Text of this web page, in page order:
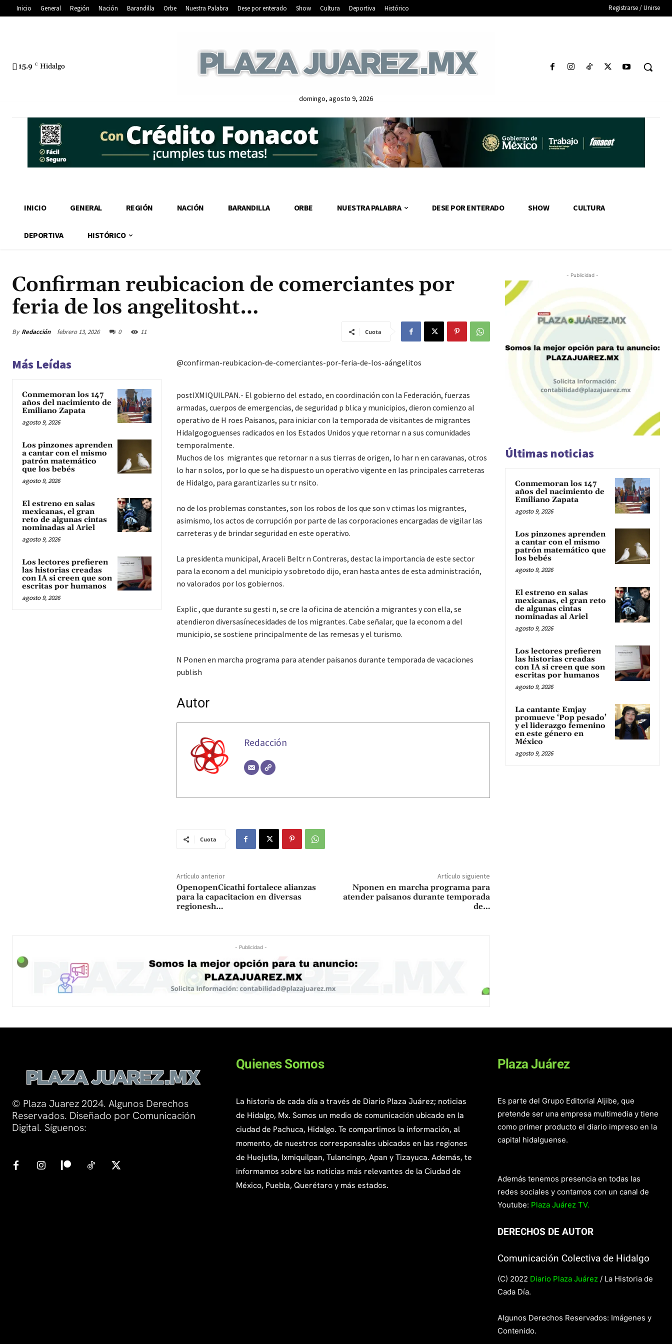
Inicio General Región Nación Barandilla Orbe Nuestra Palabra Dese por enterado Show Cultura Deportiva Histórico Registrarse / Unirse
15.9 C Hidalgo
domingo, agosto 9, 2026
INICIO GENERAL REGIÓN NACIÓN BARANDILLA ORBE NUESTRA PALABRA DESE POR ENTERADO SHOW CULTURA
DEPORTIVA HISTÓRICO
Confirman reubicacion de comerciantes por
feria de los angelitosht…
By Redacción febrero 13, 2026 0 11 Cuota
Más Leídas
Conmemoran los 147
años del nacimiento de
Emiliano Zapata
agosto 9, 2026
Los pinzones aprenden
a cantar con el mismo
patrón matemático
que los bebés
agosto 9, 2026
El estreno en salas
mexicanas, el gran
reto de algunas cintas
nominadas al Ariel
agosto 9, 2026
Los lectores prefieren
las historias creadas
con IA si creen que son
escritas por humanos
agosto 9, 2026
@confirman-reubicacion-de-comerciantes-por-feria-de-los-aángelitos
postIXMIQUILPAN.- El gobierno del estado, en coordinación con la Federación, fuerzas
armadas, cuerpos de emergencias, de seguridad p blica y municipios, dieron comienzo al
operativo de H roes Paisanos, para iniciar con la temporada de visitantes de migrantes
Hidalgogoguenses radicados en los Estados Unidos y que retornar n a sus comunidades
temporalmente.
Muchos de los migrantes que retornar n a sus tierras de origen, lo har n en caravanas, otros
lo har n solos, por lo que se ha dispuesto un operativo vigente en las principales carreteras
de Hidalgo, para garantizarles su tr nsito.
no de los problemas constantes, son los robos de los que son v ctimas los migrantes,
asimismo, los actos de corrupción por parte de las corporaciones encargadas de vigilar las
carreteras y de brindar seguridad en este operativo.
La presidenta municipal, Araceli Beltr n Contreras, destac la importancia de este sector
para la econom a del municipio y sobretodo dijo, eran hasta antes de esta administración,
no valorados por los gobiernos.
Explic , que durante su gesti n, se cre la oficina de atención a migrantes y con ella, se
atendieron diversasínecesidades de los migrantes. Cabe señalar, que la econom a del
municipio, se sostiene principalmente de las remesas y el turismo.
N Ponen en marcha programa para atender paisanos durante temporada de vacaciones
publish
Autor
Redacción
Cuota
Artículo anterior
OpenopenCicathi fortalece alianzas
para la capacitacion en diversas
regionesh…
Artículo siguiente
Nponen en marcha programa para
atender paisanos durante temporada
de…
- Publicidad -
- Publicidad -
Últimas noticias
Conmemoran los 147
años del nacimiento de
Emiliano Zapata
agosto 9, 2026
Los pinzones aprenden
a cantar con el mismo
patrón matemático que
los bebés
agosto 9, 2026
El estreno en salas
mexicanas, el gran reto
de algunas cintas
nominadas al Ariel
agosto 9, 2026
Los lectores prefieren
las historias creadas
con IA si creen que son
escritas por humanos
agosto 9, 2026
La cantante Emjay
promueve ‘Pop pesado’
y el liderazgo femenino
en este género en
México
agosto 9, 2026
© Plaza Juarez 2024. Algunos Derechos
Reservados. Diseñado por Comunicación
Digital. Síguenos:
Quienes Somos
La historia de cada día a través de Diario Plaza Juárez; noticias
de Hidalgo, Mx. Somos un medio de comunicación ubicado en la
ciudad de Pachuca, Hidalgo. Te compartimos la información, al
momento, de nuestros corresponsales ubicados en las regiones
de Huejutla, Ixmiquilpan, Tulancingo, Apan y Tizayuca. Además, te
informamos sobre las noticias más relevantes de la Ciudad de
México, Puebla, Querétaro y más estados.
Plaza Juárez
Es parte del Grupo Editorial Aljibe, que
pretende ser una empresa multimedia y tiene
como primer producto el diario impreso en la
capital hidalguense.
Además tenemos presencia en todas las
redes sociales y contamos con un canal de
Youtube: Plaza Juárez TV.
DERECHOS DE AUTOR
Comunicación Colectiva de Hidalgo
(C) 2022 Diario Plaza Juárez / La Historia de
Cada Día.
Algunos Derechos Reservados: Imágenes y
Contenido.